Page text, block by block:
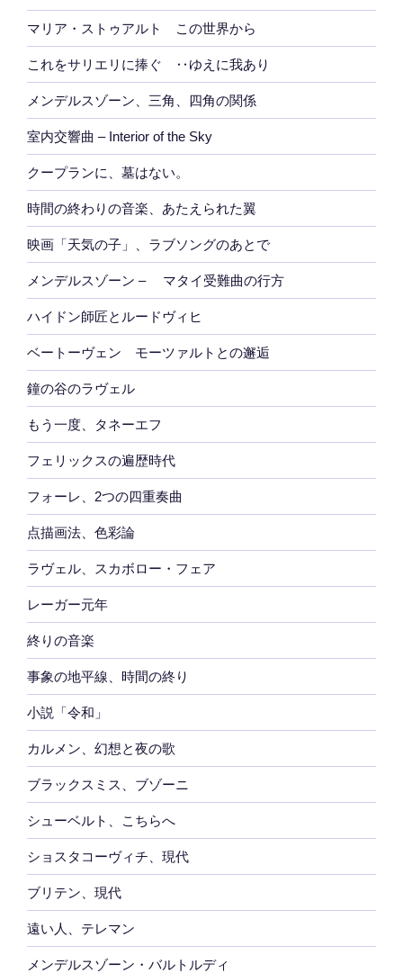
マリア・ストゥアルト この世界から
これをサリエリに捧ぐ ‥ゆえに我あり
メンデルスゾーン、三角、四角の関係
室内交響曲 – Interior of the Sky
クープランに、墓はない。
時間の終わりの音楽、あたえられた翼
映画「天気の子」、ラブソングのあとで
メンデルスゾーン – マタイ受難曲の行方
ハイドン師匠とルードヴィヒ
ベートーヴェン モーツァルトとの邂逅
鐘の谷のラヴェル
もう一度、タネーエフ
フェリックスの遍歴時代
フォーレ、2つの四重奏曲
点描画法、色彩論
ラヴェル、スカボロー・フェア
レーガー元年
終りの音楽
事象の地平線、時間の終り
小説「令和」
カルメン、幻想と夜の歌
ブラックスミス、ブゾーニ
シューベルト、こちらへ
ショスタコーヴィチ、現代
ブリテン、現代
遠い人、テレマン
メンデルスゾーン・バルトルディ